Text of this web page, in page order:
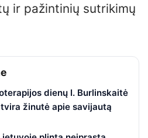
ir pažintinių sutrikimų
dienų I. Burlinskaitė
žinutė apie savijautą